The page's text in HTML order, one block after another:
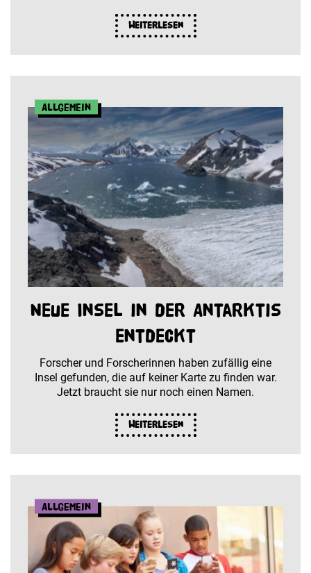
Weiterlesen
Allgemein
Neue Insel in der Antarktis
entdeckt
Forscher und Forscherinnen haben zufällig eine
Insel gefunden, die auf keiner Karte zu finden war.
Jetzt braucht sie nur noch einen Namen.
Weiterlesen
Allgemein